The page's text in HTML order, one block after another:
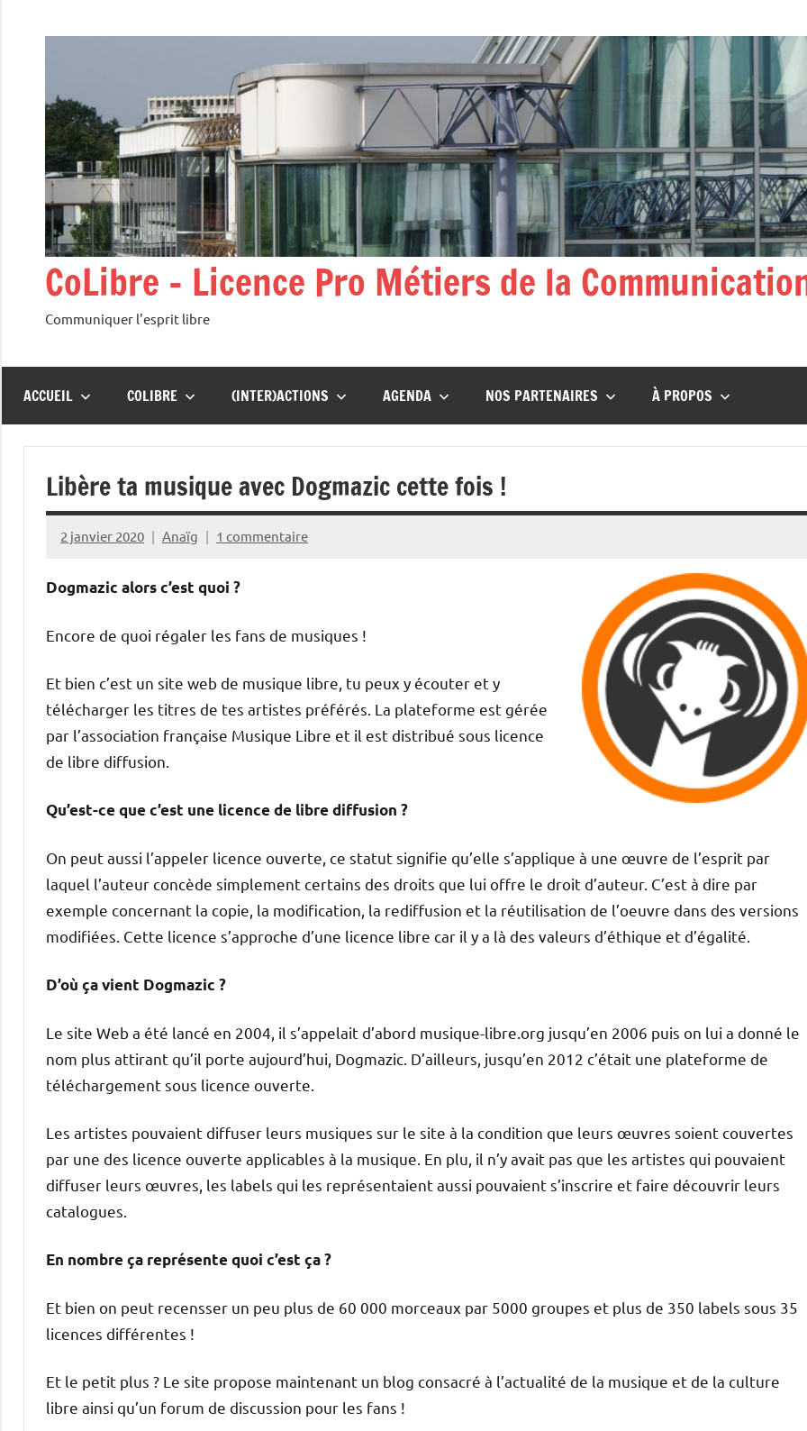
CoLibre – Licence Pro Métiers de la
Communiquer l'esprit libre
ACCUEIL COLIBRE (INTER)ACTIONS AGENDA NOS PARTENAIRES À PROPOS
Libère ta musique avec Dogmazic cette fois !
2 janvier 2020 Anaïg 1 commentaire
Dogmazic alors c’est quoi ?
Encore de quoi régaler les fans de musiques !
Et bien c’est un site web de musique libre, tu peux y écouter et y
télécharger les titres de tes artistes préférés. La plateforme est gérée
par l’association française Musique Libre et il est distribué sous licence
de libre diffusion.
Qu’est-ce que c’est une licence de libre diffusion ?
On peut aussi l’appeler licence ouverte, ce statut signifie qu’elle s’applique à une œuvre de l’esprit par
laquel l’auteur concède simplement certains des droits que lui offre le droit d’auteur. C’est à dire par
exemple concernant la copie, la modification, la rediffusion et la réutilisation de l’oeuvre dans des versions
modifiées. Cette licence s’approche d’une licence libre car il y a là des valeurs d’éthique et d’égalité.
D’où ça vient Dogmazic ?
Le site Web a été lancé en 2004, il s’appelait d’abord musique-libre.org jusqu’en 2006 puis on lui a donné le
nom plus attirant qu’il porte aujourd’hui, Dogmazic. D’ailleurs, jusqu’en 2012 c’était une plateforme de
téléchargement sous licence ouverte.
Les artistes pouvaient diffuser leurs musiques sur le site à la condition que leurs œuvres soient couvertes
par une des licence ouverte applicables à la musique. En plu, il n’y avait pas que les artistes qui pouvaient
diffuser leurs œuvres, les labels qui les représentaient aussi pouvaient s’inscrire et faire découvrir leurs
catalogues.
En nombre ça représente quoi c’est ça ?
Et bien on peut recensser un peu plus de 60 000 morceaux par 5000 groupes et plus de 350 labels sous 35
licences différentes !
Et le petit plus ? Le site propose maintenant un blog consacré à l’actualité de la musique et de la culture
libre ainsi qu’un forum de discussion pour les fans !